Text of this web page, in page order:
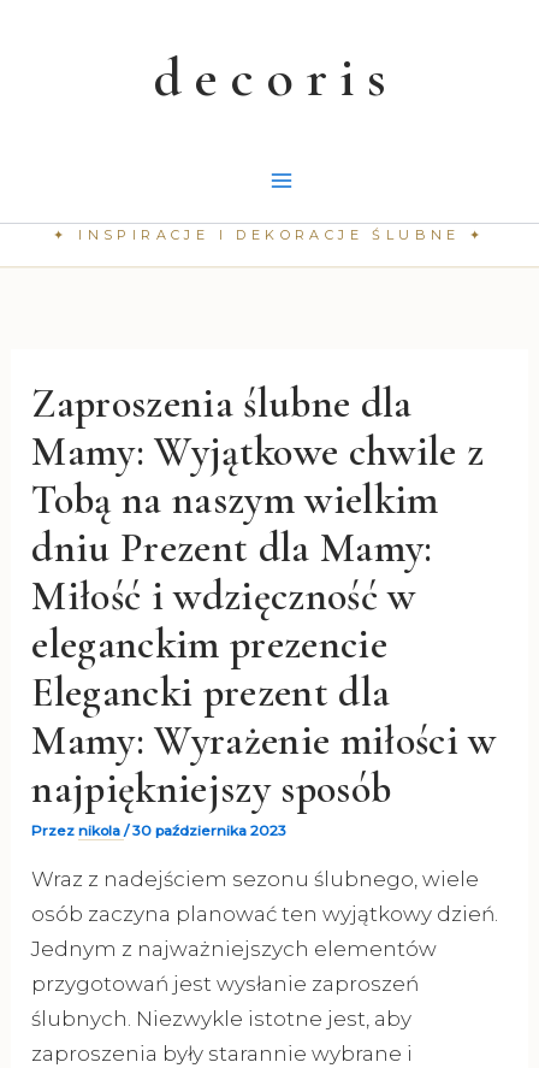
Zaproszenia ślubne dla
Mamy: Wyjątkowe chwile z
Tobą na naszym wielkim
dniu Prezent dla Mamy:
Miłość i wdzięczność w
eleganckim prezencie
Elegancki prezent dla
Mamy: Wyrażenie miłości w
najpiękniejszy sposób
Przeznikola/30 października 2023
Wraz z nadejściem sezonu ślubnego, wiele
osób zaczyna planować ten wyjątkowy dzień.
Jednym z najważniejszych elementów
przygotowań jest wysłanie zaproszeń
ślubnych. Niezwykle istotne jest, aby
zaproszenia były starannie wybrane i